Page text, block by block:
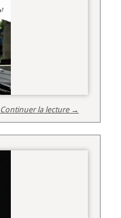
Continuer la lecture →